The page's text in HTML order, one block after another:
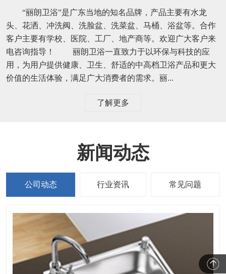
“丽朗卫浴”是广东当地的知名品牌，产品主要有水龙
头、花洒、冲洗阀、洗脸盆、洗菜盆、马桶、浴盆等。合作
客户主要有学校、医院、工厂、地产商等。欢迎广大客户来
电咨询指导！ 丽朗卫浴一直致力于以环保与科技的应
用，为用户提供健康、卫生、舒适的中高档卫浴产品和更大
价值的生活体验，满足广大消费者的需求。丽...
了解更多
新闻动态
公司动态 行业资讯 常见问题